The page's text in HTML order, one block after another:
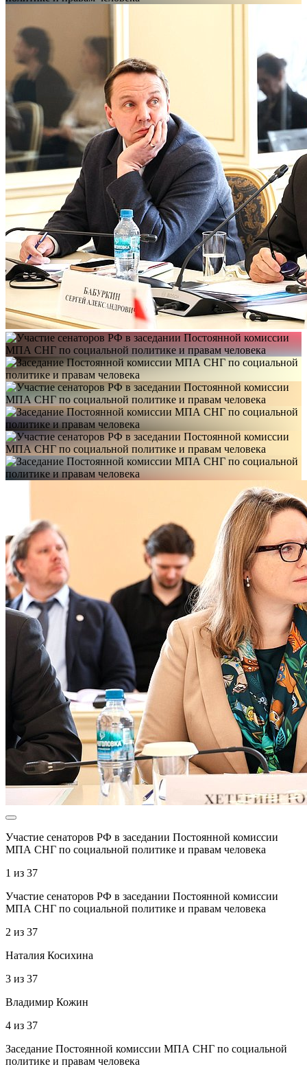
Участие сенаторов РФ в заседании Постоянной комиссии
МПА СНГ по социальной политике и правам человека
1 из 37
Участие сенаторов РФ в заседании Постоянной комиссии
МПА СНГ по социальной политике и правам человека
2 из 37
Наталия Косихина
3 из 37
Владимир Кожин
4 из 37
Заседание Постоянной комиссии МПА СНГ по социальной
политике и правам человека